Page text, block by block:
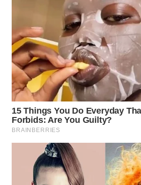
WN
CIANJUR
WN
KEPULAUAN
SERIBU
WN
TANGERANG
BINJAI